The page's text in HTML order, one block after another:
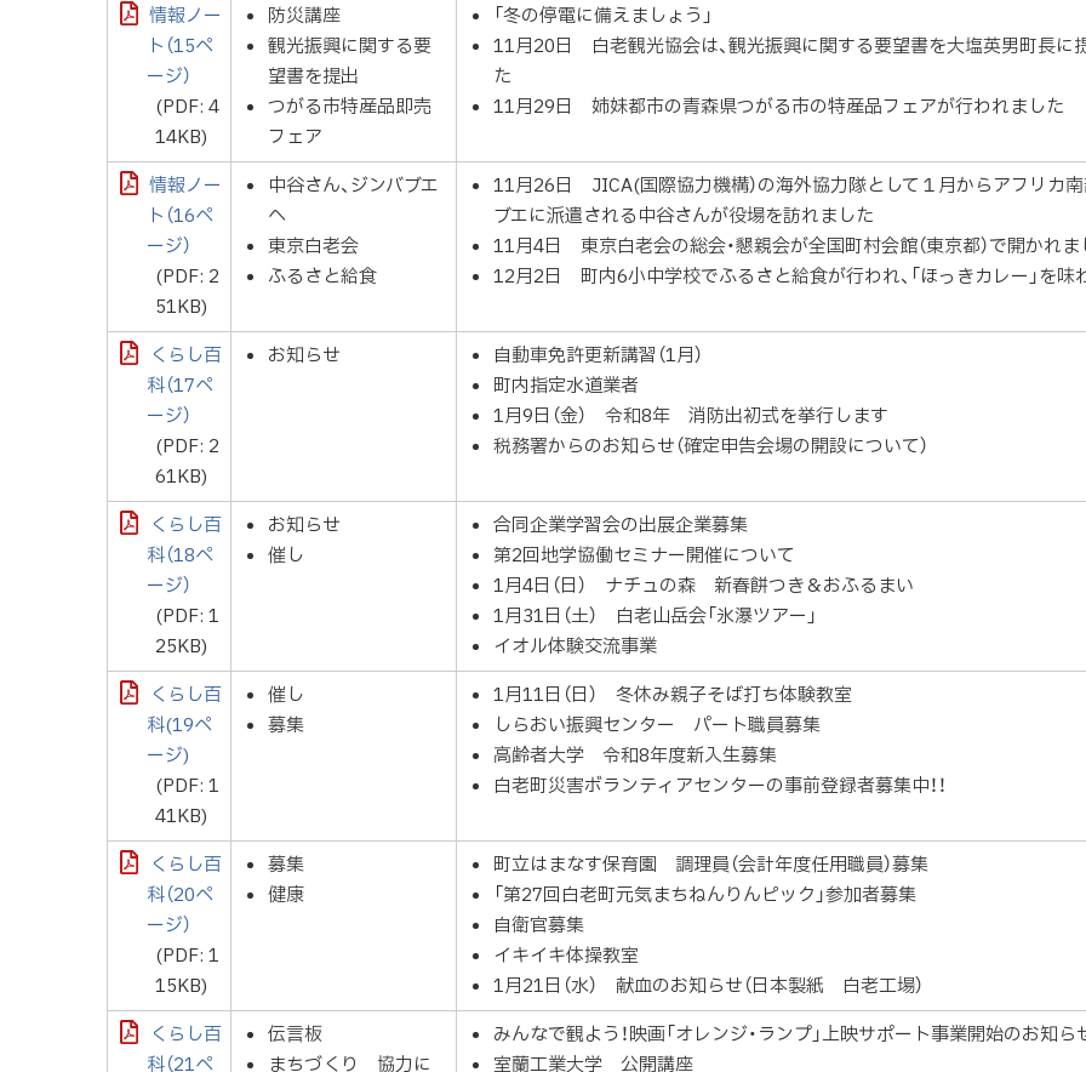
情報ノー
ト（15ペ
ージ）
(PDF: 4
14KB)
防災講座
観光振興に関する要
望書を提出
つがる市特産品即売
フェア
「冬の停電に備えましょう」
11月20日 白老観光協会は、観光振興に関する要望書を大塩英男町長に
た
11月29日 姉妹都市の青森県つがる市の特産品フェアが行われました
情報ノー
ト（16ペ
ージ）
(PDF: 2
51KB)
中谷さん、ジンバブエ
へ
東京白老会
ふるさと給食
11月26日 JICA(国際協力機構）の海外協力隊として１月からアフリカ
ブエに派遣される中谷さんが役場を訪れました
11月4日 東京白老会の総会・懇親会が全国町村会館（東京都）で開かれま
12月2日 町内6小中学校でふるさと給食が行われ、「ほっきカレー」を味
くらし百
科（17ペ
ージ）
(PDF: 2
61KB)
お知らせ
自動車免許更新講習（1月）
町内指定水道業者
1月9日（金） 令和8年 消防出初式を挙行します
税務署からのお知らせ（確定申告会場の開設について）
くらし百
科（18ペ
ージ）
(PDF: 1
25KB)
お知らせ
催し
合同企業学習会の出展企業募集
第2回地学協働セミナー開催について
1月4日（日） ナチュの森 新春餅つき＆おふるまい
1月31日（土） 白老山岳会「氷瀑ツアー」
イオル体験交流事業
くらし百
科(19ペ
ージ)
(PDF: 1
41KB)
催し
募集
1月11日（日） 冬休み親子そば打ち体験教室
しらおい振興センター パート職員募集
高齢者大学 令和8年度新入生募集
白老町災害ボランティアセンターの事前登録者募集中！！
くらし百
科（20ペ
ージ）
(PDF: 1
15KB)
募集
健康
町立はまなす保育園 調理員（会計年度任用職員）募集
「第27回白老町元気まちねんりんピック」参加者募集
自衛官募集
イキイキ体操教室
1月21日（水） 献血のお知らせ（日本製紙 白老工場）
くらし百
科（21ペ
伝言板
まちづくり 協力に
みんなで観よう！映画「オレンジ・ランプ」上映サポート事業開始のお知ら
室蘭工業大学 公開講座